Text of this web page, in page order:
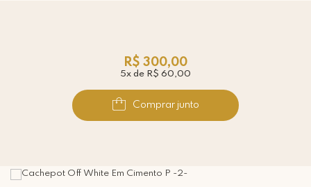
R$ 300,00
5x de R$ 60,00
Comprar junto